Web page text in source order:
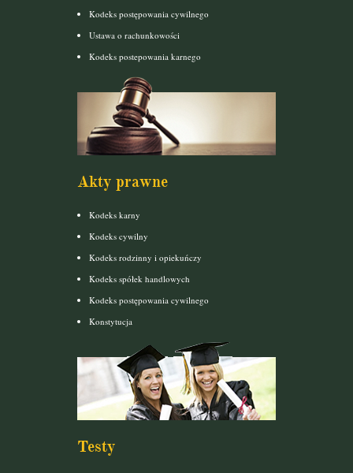
Kodeks postępowania cywilnego
Ustawa o rachunkowości
Kodeks postepowania karnego
Akty prawne
Kodeks karny
Kodeks cywilny
Kodeks rodzinny i opiekuńczy
Kodeks spółek handlowych
Kodeks postępowania cywilnego
Konstytucja
Testy